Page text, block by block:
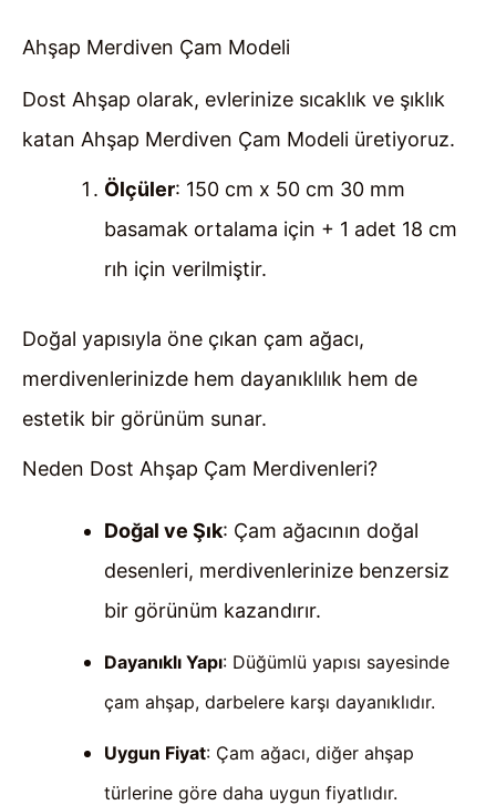
Ahşap Merdiven Çam Modeli
Dost Ahşap olarak, evlerinize sıcaklık ve şıklık
katan Ahşap Merdiven Çam Modeli üretiyoruz.
Ölçüler: 150 cm x 50 cm 30 mm
basamak ortalama için + 1 adet 18 cm
rıh için verilmiştir.
Doğal yapısıyla öne çıkan çam ağacı,
merdivenlerinizde hem dayanıklılık hem de
estetik bir görünüm sunar.
Neden Dost Ahşap Çam Merdivenleri?
Doğal ve Şık: Çam ağacının doğal
desenleri, merdivenlerinize benzersiz
bir görünüm kazandırır.
Dayanıklı Yapı: Düğümlü yapısı sayesinde
çam ahşap, darbelere karşı dayanıklıdır.
Uygun Fiyat: Çam ağacı, diğer ahşap
türlerine göre daha uygun fiyatlıdır.